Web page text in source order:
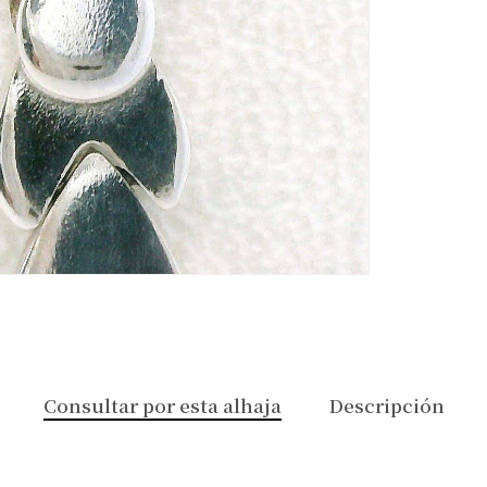
Consultar por esta alhaja Descripción